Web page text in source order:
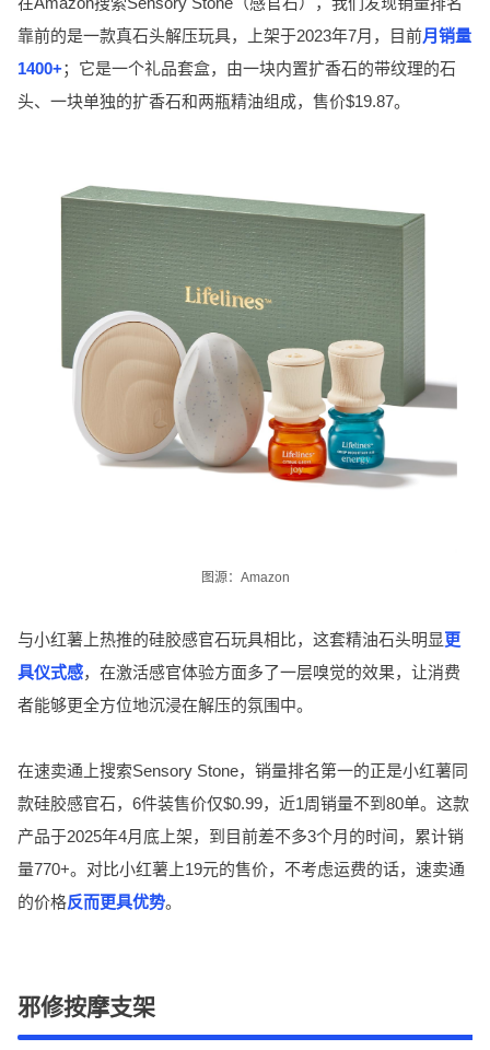
靠前的是一款真石头解压玩具，上架于2023年7月，目前月销量
1400+；它是一个礼品套盒，由一块内置扩香石的带纹理的石
头、一块单独的扩香石和两瓶精油组成，售价$19.87。
图源：Amazon
与小红薯上热推的硅胶感官石玩具相比，这套精油石头明显更
具仪式感，在激活感官体验方面多了一层嗅觉的效果，让消费
者能够更全方位地沉浸在解压的氛围中。
在速卖通上搜索Sensory Stone，销量排名第一的正是小红薯同
款硅胶感官石，6件装售价仅$0.99，近1周销量不到80单。这款
产品于2025年4月底上架，到目前差不多3个月的时间，累计销
量770+。对比小红薯上19元的售价，不考虑运费的话，速卖通
的价格反而更具优势。
邪修按摩支架